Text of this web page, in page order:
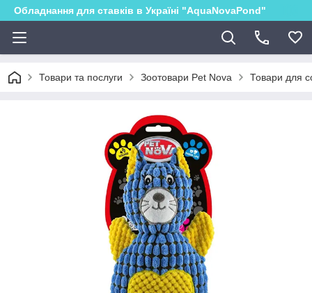
Обладнання для ставків в Україні "AquaNovaPond"
Товари та послуги Зоотовари Pet Nova Товари для